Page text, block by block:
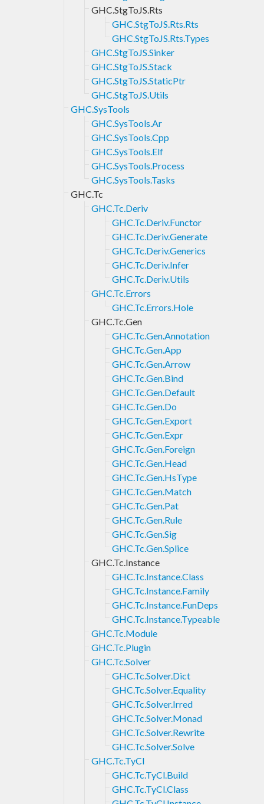
GHC.StgToJS.Rts
GHC.StgToJS.Rts.Rts
GHC.StgToJS.Rts.Types
GHC.StgToJS.Sinker
GHC.StgToJS.Stack
GHC.StgToJS.StaticPtr
GHC.StgToJS.Utils
GHC.SysTools
GHC.SysTools.Ar
GHC.SysTools.Cpp
GHC.SysTools.Elf
GHC.SysTools.Process
GHC.SysTools.Tasks
GHC.Tc
GHC.Tc.Deriv
GHC.Tc.Deriv.Functor
GHC.Tc.Deriv.Generate
GHC.Tc.Deriv.Generics
GHC.Tc.Deriv.Infer
GHC.Tc.Deriv.Utils
GHC.Tc.Errors
GHC.Tc.Errors.Hole
GHC.Tc.Gen
GHC.Tc.Gen.Annotation
GHC.Tc.Gen.App
GHC.Tc.Gen.Arrow
GHC.Tc.Gen.Bind
GHC.Tc.Gen.Default
GHC.Tc.Gen.Do
GHC.Tc.Gen.Export
GHC.Tc.Gen.Expr
GHC.Tc.Gen.Foreign
GHC.Tc.Gen.Head
GHC.Tc.Gen.HsType
GHC.Tc.Gen.Match
GHC.Tc.Gen.Pat
GHC.Tc.Gen.Rule
GHC.Tc.Gen.Sig
GHC.Tc.Gen.Splice
GHC.Tc.Instance
GHC.Tc.Instance.Class
GHC.Tc.Instance.Family
GHC.Tc.Instance.FunDeps
GHC.Tc.Instance.Typeable
GHC.Tc.Module
GHC.Tc.Plugin
GHC.Tc.Solver
GHC.Tc.Solver.Dict
GHC.Tc.Solver.Equality
GHC.Tc.Solver.Irred
GHC.Tc.Solver.Monad
GHC.Tc.Solver.Rewrite
GHC.Tc.Solver.Solve
GHC.Tc.TyCl
GHC.Tc.TyCl.Build
GHC.Tc.TyCl.Class